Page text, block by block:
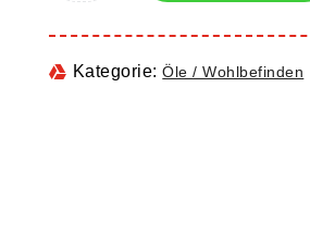
Kategorie:Öle / Wohlbefinden